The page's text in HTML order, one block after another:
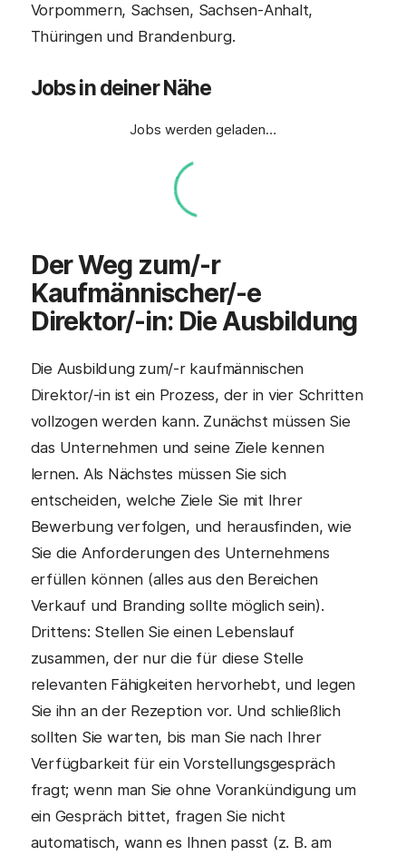
Vorpommern, Sachsen, Sachsen-Anhalt,
Thüringen und Brandenburg.
Jobs in deiner Nähe
Jobs werden geladen…
Der Weg zum/-r
Kaufmännischer/-e
Direktor/-in: Die Ausbildung
Die Ausbildung zum/-r kaufmännischen
Direktor/-in ist ein Prozess, der in vier Schritten
vollzogen werden kann. Zunächst müssen Sie
das Unternehmen und seine Ziele kennen
lernen. Als Nächstes müssen Sie sich
entscheiden, welche Ziele Sie mit Ihrer
Bewerbung verfolgen, und herausfinden, wie
Sie die Anforderungen des Unternehmens
erfüllen können (alles aus den Bereichen
Verkauf und Branding sollte möglich sein).
Drittens: Stellen Sie einen Lebenslauf
zusammen, der nur die für diese Stelle
relevanten Fähigkeiten hervorhebt, und legen
Sie ihn an der Rezeption vor. Und schließlich
sollten Sie warten, bis man Sie nach Ihrer
Verfügbarkeit für ein Vorstellungsgespräch
fragt; wenn man Sie ohne Vorankündigung um
ein Gespräch bittet, fragen Sie nicht
automatisch, wann es Ihnen passt (z. B. am